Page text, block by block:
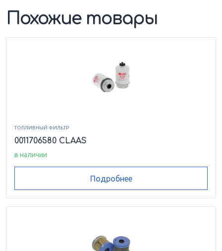
Похожие товары
ТОПЛИВНЫЙ ФИЛЬТР
0011706580 CLAAS
в наличии
Подробнее